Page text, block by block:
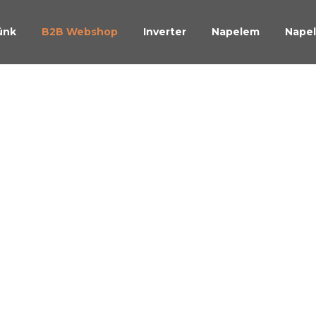
B2B Webshop Inverter Napelem